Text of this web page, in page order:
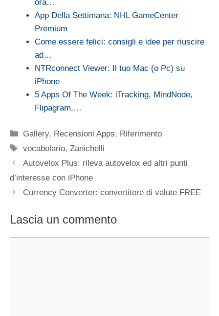
ora…
App Della Settimana: NHL GameCenter
Premium
Come essere felici: consigli e idee per riuscire
ad…
NTRconnect Viewer: Il tuo Mac (o Pc) su
iPhone
5 Apps Of The Week: iTracking, MindNode,
Flipagram,…
Categorie
Gallery, Recensioni Apps, Riferimento
Tag
vocabolario,Zanichelli
Autovelox Plus: rileva autovelox ed altri punti
d’interesse con iPhone
Currency Converter: convertitore di valute FREE
Lascia un commento